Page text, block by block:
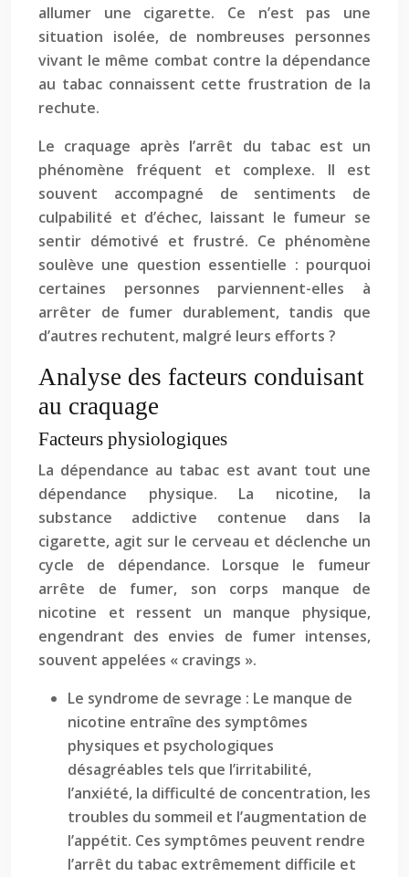
allumer une cigarette. Ce n’est pas une
situation isolée, de nombreuses personnes
vivant le même combat contre la dépendance
au tabac connaissent cette frustration de la
rechute.
Le craquage après l’arrêt du tabac est un
phénomène fréquent et complexe. Il est
souvent accompagné de sentiments de
culpabilité et d’échec, laissant le fumeur se
sentir démotivé et frustré. Ce phénomène
soulève une question essentielle : pourquoi
certaines personnes parviennent-elles à
arrêter de fumer durablement, tandis que
d’autres rechutent, malgré leurs efforts ?
Analyse des facteurs conduisant
au craquage
Facteurs physiologiques
La dépendance au tabac est avant tout une
dépendance physique. La nicotine, la
substance addictive contenue dans la
cigarette, agit sur le cerveau et déclenche un
cycle de dépendance. Lorsque le fumeur
arrête de fumer, son corps manque de
nicotine et ressent un manque physique,
engendrant des envies de fumer intenses,
souvent appelées « cravings ».
Le syndrome de sevrage : Le manque de
nicotine entraîne des symptômes
physiques et psychologiques
désagréables tels que l’irritabilité,
l’anxiété, la difficulté de concentration, les
troubles du sommeil et l’augmentation de
l’appétit. Ces symptômes peuvent rendre
l’arrêt du tabac extrêmement difficile et